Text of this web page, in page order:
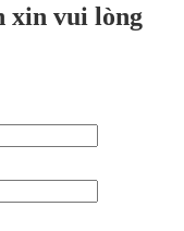
xin vui lòng